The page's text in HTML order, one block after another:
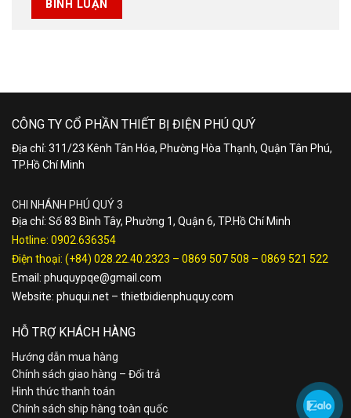
CÔNG TY CỔ PHẦN THIẾT BỊ ĐIỆN PHÚ QUÝ
Địa chỉ: 311/23 Kênh Tân Hóa, Phường Hòa Thạnh, Quận Tân Phú,
TP.Hồ Chí Minh
CHI NHÁNH PHÚ QUÝ 3
Địa chỉ: Số 83 Bình Tây, Phường 1, Quận 6, TP.Hồ Chí Minh
Hotline: 0902.636354
Điện thoại: (+84) 028.22.40.2323 – 0869 507 508 – 0869 521 522
Email: phuquypqe@gmail.com
Website: phuqui.net – thietbidienphuquy.com
HỖ TRỢ KHÁCH HÀNG
Hướng dẫn mua hàng
Chính sách giao hàng – Đổi trả
Hình thức thanh toán
Chính sách ship hàng toàn quốc